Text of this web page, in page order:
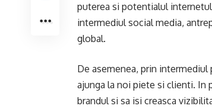
puterea si potentialul
intermediul social media,
global.
De asemenea, prin
ajunga la noi piete si clienti. In
brandul si sa isi creasca